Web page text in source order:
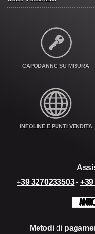
CAPODANNO SU MISURA
INFOLINE E PUNTI VENDITA
+39 3270233503- +39
Metodi di